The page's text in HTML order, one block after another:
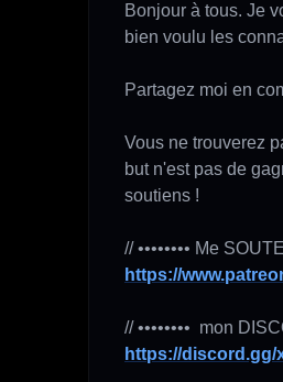
Bonjour à tous. Je
bien voulu les
Partagez moi en
Vous ne trouverez
but n'est pas de
soutiens !
https://
https://discord.gg/